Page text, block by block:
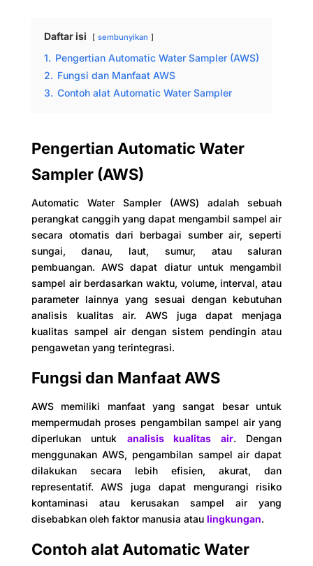
Daftar isi sembunyikan
1. Pengertian Automatic Water Sampler (AWS)
2. Fungsi dan Manfaat AWS
3. Contoh alat Automatic Water Sampler
Pengertian Automatic Water
Sampler (AWS)
Automatic Water Sampler (AWS) adalah sebuah
perangkat canggih yang dapat mengambil sampel air
secara otomatis dari berbagai sumber air, seperti
sungai, danau, laut, sumur, atau saluran
pembuangan. AWS dapat diatur untuk mengambil
sampel air berdasarkan waktu, volume, interval, atau
parameter lainnya yang sesuai dengan kebutuhan
analisis kualitas air. AWS juga dapat menjaga
kualitas sampel air dengan sistem pendingin atau
pengawetan yang terintegrasi.
Fungsi dan Manfaat AWS
AWS memiliki manfaat yang sangat besar untuk
mempermudah proses pengambilan sampel air yang
diperlukan untuk analisis kualitas air. Dengan
menggunakan AWS, pengambilan sampel air dapat
dilakukan secara lebih efisien, akurat, dan
representatif. AWS juga dapat mengurangi risiko
kontaminasi atau kerusakan sampel air yang
disebabkan oleh faktor manusia atau lingkungan.
Contoh alat Automatic Water